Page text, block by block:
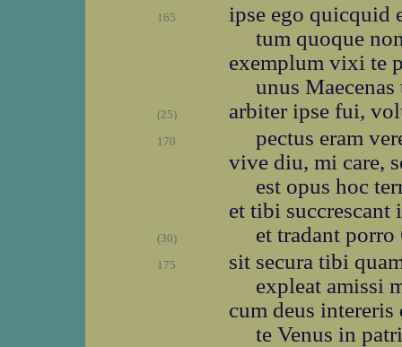
165
ipse ego quicquid
tum quoque
exemplum vixi te
unus
(25) arbiter ipse fui,
170
pectus eram
vive diu, mi care,
est opus hoc
et tibi succrescant
(30) et tradant porro
175
sit secura tibi
expleat amissi
cum deus
te Venus in